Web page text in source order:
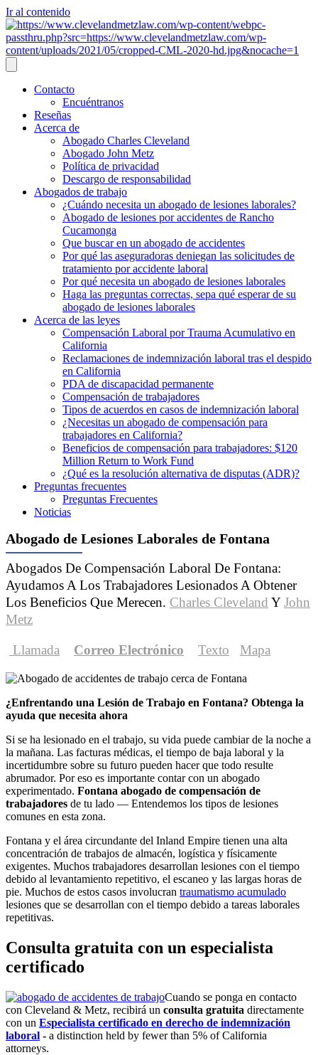
Ir al contenido
Contacto
Encuéntranos
Reseñas
Acerca de
Abogado Charles Cleveland
Abogado John Metz
Política de privacidad
Descargo de responsabilidad
Abogados de trabajo
¿Cuándo necesita un abogado de lesiones laborales?
Abogado de lesiones por accidentes de Rancho
Cucamonga
Que buscar en un abogado de accidentes
Por qué las aseguradoras deniegan las solicitudes de
tratamiento por accidente laboral
Por qué necesita un abogado de lesiones laborales
Haga las preguntas correctas, sepa qué esperar de su
abogado de lesiones laborales
Acerca de las leyes
Compensación Laboral por Trauma Acumulativo en
California
Reclamaciones de indemnización laboral tras el despido
en California
PDA de discapacidad permanente
Compensación de trabajadores
Tipos de acuerdos en casos de indemnización laboral
¿Necesitas un abogado de compensación para
trabajadores en California?
Beneficios de compensación para trabajadores: $120
Million Return to Work Fund
¿Qué es la resolución alternativa de disputas (ADR)?
Preguntas frecuentes
Preguntas Frecuentes
Noticias
Abogado de Lesiones Laborales de Fontana
Abogados De Compensación Laboral De Fontana:
Ayudamos A Los Trabajadores Lesionados A Obtener
Los Beneficios Que Merecen. Charles Cleveland YJohn
Metz
Llamada Correo Electrónico Texto Mapa
¿Enfrentando una Lesión de Trabajo en Fontana? Obtenga la
ayuda que necesita ahora
Si se ha lesionado en el trabajo, su vida puede cambiar de la noche a
la mañana. Las facturas médicas, el tiempo de baja laboral y la
incertidumbre sobre su futuro pueden hacer que todo resulte
abrumador. Por eso es importante contar con un abogado
experimentado. Fontana abogado de compensación de
trabajadores de tu lado — Entendemos los tipos de lesiones
comunes en esta zona.
Fontana y el área circundante del Inland Empire tienen una alta
concentración de trabajos de almacén, logística y físicamente
exigentes. Muchos trabajadores desarrollan lesiones con el tiempo
debido al levantamiento repetitivo, el escaneo y las largas horas de
pie. Muchos de estos casos involucran traumatismo acumulado
lesiones que se desarrollan con el tiempo debido a tareas laborales
repetitivas.
Consulta gratuita con un especialista
certificado
Cuando se ponga en contacto
con Cleveland & Metz, recibirá un consulta gratuita directamente
con un Especialista certificado en derecho de indemnización
laboral - a distinction held by fewer than 5% of California
attorneys.